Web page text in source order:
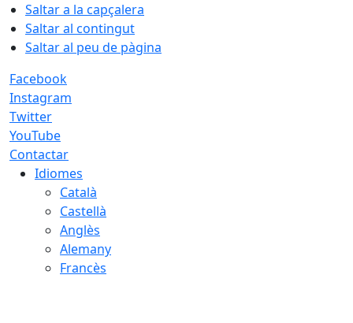
Saltar a la capçalera
Saltar al contingut
Saltar al peu de pàgina
Facebook
Instagram
Twitter
YouTube
Contactar
Idiomes
Català
Castellà
Anglès
Alemany
Francès